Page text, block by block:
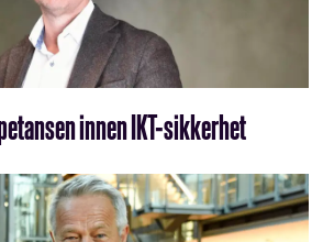
innen IKT-sikkerhet